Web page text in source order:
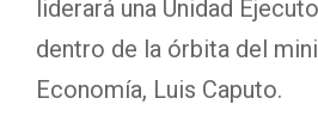
liderará una Unidad
dentro de la órbita del
Economía, Luis Caputo.